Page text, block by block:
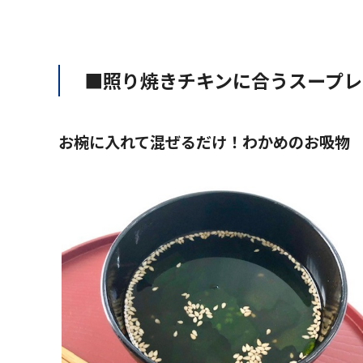
■照り焼きチキンに合うスープ
お椀に入れて混ぜるだけ！わかめのお吸物